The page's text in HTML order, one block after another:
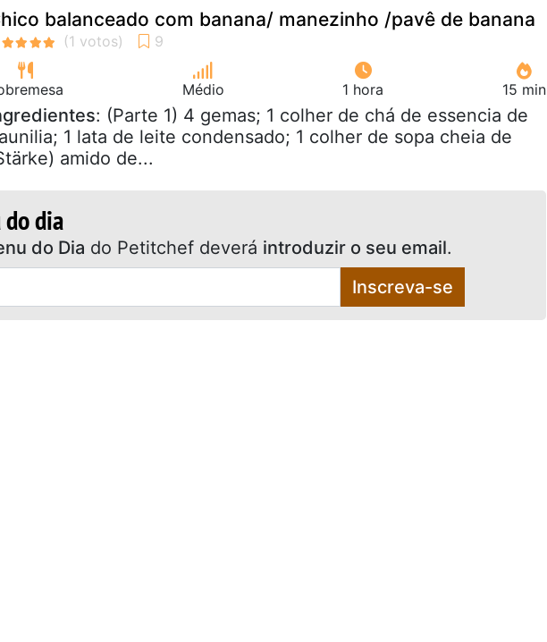
balanceado com banana/ manezinho /pavê de banana
Médio 1 hora 15 min
: (Parte 1) 4 gemas; 1 colher de chá de essencia de
1 lata de leite condensado; 1 colher de sopa cheia de
amido de...
dia
do Dia do Petitchef deverá introduzir o seu email.
Inscreva-se